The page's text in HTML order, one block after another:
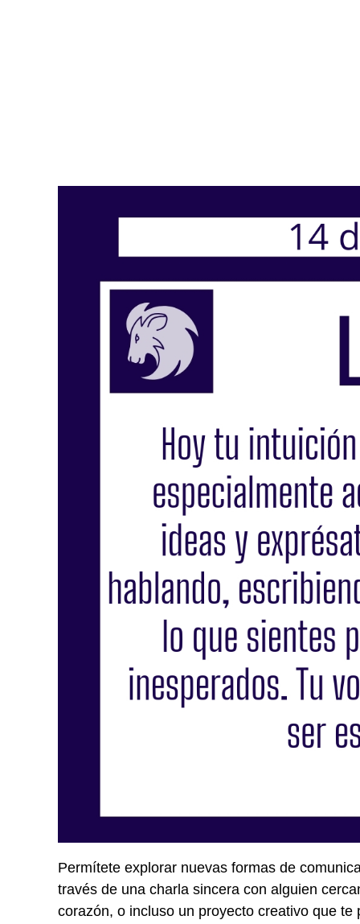
Permítete explorar nuevas formas de
través de una charla sincera con alguien
corazón, o incluso un proyecto creativo que